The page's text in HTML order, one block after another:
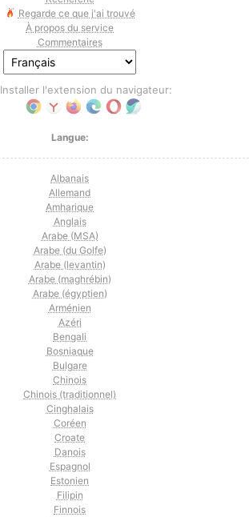
Regarde ce que j'ai trouvé
À propos du service
Commentaires
Installer l'extension du navigateur:
Langue:
Albanais
Allemand
Amharique
Anglais
Arabe (MSA)
Arabe (du Golfe)
Arabe (levantin)
Arabe (maghrébin)
Arabe (égyptien)
Arménien
Azéri
Bengali
Bosniaque
Bulgare
Chinois
Chinois (traditionnel)
Cinghalais
Coréen
Croate
Danois
Espagnol
Estonien
Filipin
Finnois